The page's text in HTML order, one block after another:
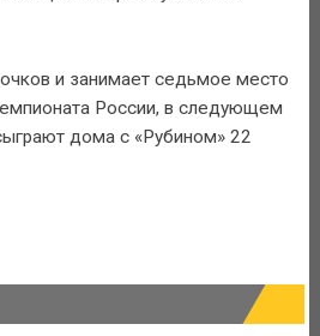
и занимает седьмое место
России, в следующем
дома с «Рубином» 22